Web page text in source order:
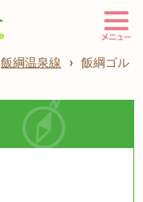
飯綱温泉線 › 飯綱ゴル